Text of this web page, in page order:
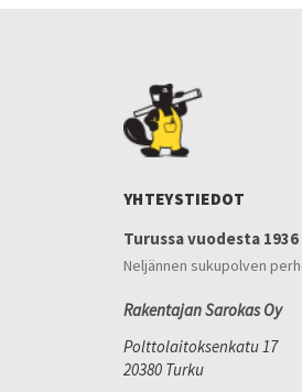
YHTEYSTIEDOT
Turussa vuodesta 1936
Neljännen sukupolven
Rakentajan Sarokas Oy
Polttolaitoksenkatu 17
20380 Turku